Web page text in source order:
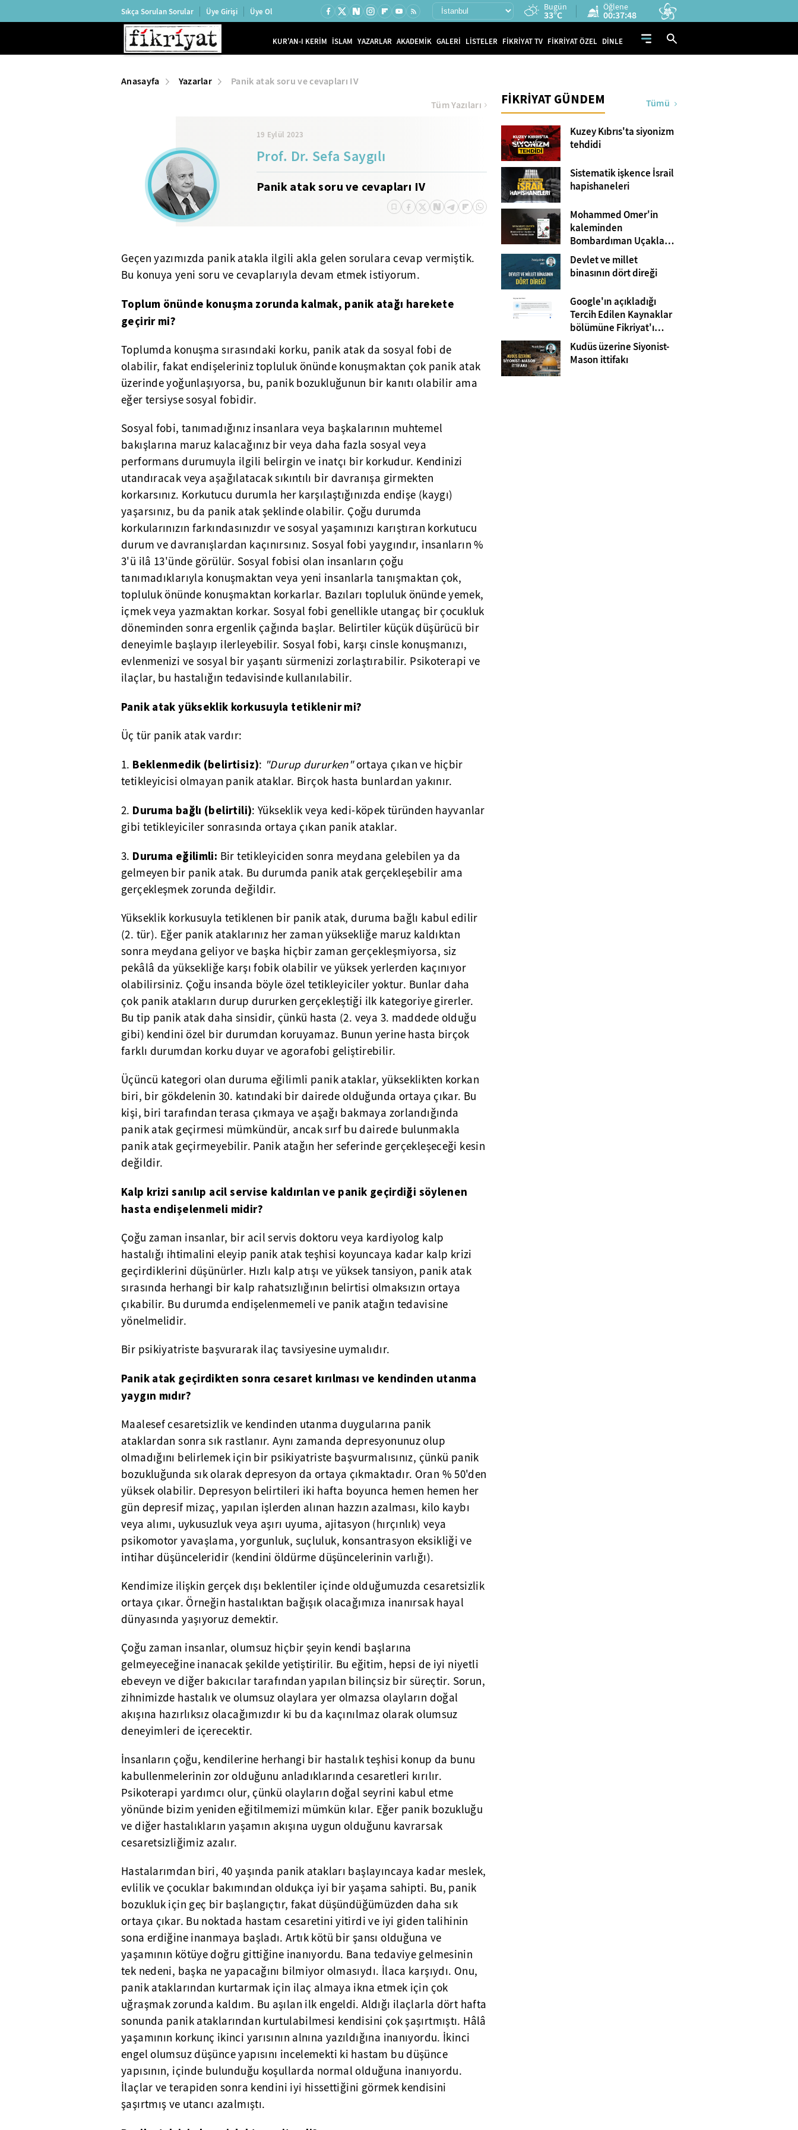
Sıkça Sorulan Sorular Üye Girişi Üye Ol Bugün
33°C
Öğlene
00:37:47
KUR'AN-I KERİM İSLAM YAZARLAR AKADEMİK GALERİ LİSTELER FİKRİYAT TV FİKRİYAT ÖZEL DİNLE
Anasayfa Yazarlar Panik atak soru ve cevapları IV
19 Eylül 2023
Prof. Dr. Sefa Saygılı
Panik atak soru ve cevapları IV
Tüm Yazıları
Geçen yazımızda panik atakla ilgili akla gelen sorulara cevap vermiştik.
Bu konuya yeni soru ve cevaplarıyla devam etmek istiyorum.
Toplum önünde konuşma zorunda kalmak, panik atağı harekete
geçirir mi?
Toplumda konuşma sırasındaki korku, panik atak da sosyal fobi de
olabilir, fakat endişeleriniz topluluk önünde konuşmaktan çok panik atak
üzerinde yoğunlaşıyorsa, bu, panik bozukluğunun bir kanıtı olabilir ama
eğer tersiyse sosyal fobidir.
Sosyal fobi, tanımadığınız insanlara veya başkalarının muhtemel
bakışlarına maruz kalacağınız bir veya daha fazla sosyal veya
performans durumuyla ilgili belirgin ve inatçı bir korkudur. Kendinizi
utandıracak veya aşağılatacak sıkıntılı bir davranışa girmekten
korkarsınız. Korkutucu durumla her karşılaştığınızda endişe (kaygı)
yaşarsınız, bu da panik atak şeklinde olabilir. Çoğu durumda
korkularınızın farkındasınızdır ve sosyal yaşamınızı karıştıran korkutucu
durum ve davranışlardan kaçınırsınız. Sosyal fobi yaygındır, insanların %
3'ü ilâ 13'ünde görülür. Sosyal fobisi olan insanların çoğu
tanımadıklarıyla konuşmaktan veya yeni insanlarla tanışmaktan çok,
topluluk önünde konuşmaktan korkarlar. Bazıları topluluk önünde yemek,
içmek veya yazmaktan korkar. Sosyal fobi genellikle utangaç bir çocukluk
döneminden sonra ergenlik çağında başlar. Belirtiler küçük düşürücü bir
deneyimle başlayıp ilerleyebilir. Sosyal fobi, karşı cinsle konuşmanızı,
evlenmenizi ve sosyal bir yaşantı sürmenizi zorlaştırabilir. Psikoterapi ve
ilaçlar, bu hastalığın tedavisinde kullanılabilir.
Panik atak yükseklik korkusuyla tetiklenir mi?
Üç tür panik atak vardır:
1. Beklenmedik (belirtisiz): "Durup dururken"ortaya çıkan ve hiçbir
tetikleyicisi olmayan panik ataklar. Birçok hasta bunlardan yakınır.
2. Duruma bağlı (belirtili): Yükseklik veya kedi-köpek türünden hayvanlar
gibi tetikleyiciler sonrasında ortaya çıkan panik ataklar.
3. Duruma eğilimli: Bir tetikleyiciden sonra meydana gelebilen ya da
gelmeyen bir panik atak. Bu durumda panik atak gerçekleşebilir ama
gerçekleşmek zorunda değildir.
Yükseklik korkusuyla tetiklenen bir panik atak, duruma bağlı kabul edilir
(2. tür). Eğer panik ataklarınız her zaman yüksekliğe maruz kaldıktan
sonra meydana geliyor ve başka hiçbir zaman gerçekleşmiyorsa, siz
pekâlâ da yüksekliğe karşı fobik olabilir ve yüksek yerlerden kaçınıyor
olabilirsiniz. Çoğu insanda böyle özel tetikleyiciler yoktur. Bunlar daha
çok panik atakların durup dururken gerçekleştiği ilk kategoriye girerler.
Bu tip panik atak daha sinsidir, çünkü hasta (2. veya 3. maddede olduğu
gibi) kendini özel bir durumdan koruyamaz. Bunun yerine hasta birçok
farklı durumdan korku duyar ve agorafobi geliştirebilir.
Üçüncü kategori olan duruma eğilimli panik ataklar, yükseklikten korkan
biri, bir gökdelenin 30. katındaki bir dairede olduğunda ortaya çıkar. Bu
kişi, biri tarafından terasa çıkmaya ve aşağı bakmaya zorlandığında
panik atak geçirmesi mümkündür, ancak sırf bu dairede bulunmakla
panik atak geçirmeyebilir. Panik atağın her seferinde gerçekleşeceği kesin
değildir.
Kalp krizi sanılıp acil servise kaldırılan ve panik geçirdiği söylenen
hasta endişelenmeli midir?
Çoğu zaman insanlar, bir acil servis doktoru veya kardiyolog kalp
hastalığı ihtimalini eleyip panik atak teşhisi koyuncaya kadar kalp krizi
geçirdiklerini düşünürler. Hızlı kalp atışı ve yüksek tansiyon, panik atak
sırasında herhangi bir kalp rahatsızlığının belirtisi olmaksızın ortaya
çıkabilir. Bu durumda endişelenmemeli ve panik atağın tedavisine
yönelmelidir.
Bir psikiyatriste başvurarak ilaç tavsiyesine uymalıdır.
Panik atak geçirdikten sonra cesaret kırılması ve kendinden utanma
yaygın mıdır?
Maalesef cesaretsizlik ve kendinden utanma duygularına panik
ataklardan sonra sık rastlanır. Aynı zamanda depresyonunuz olup
olmadığını belirlemek için bir psikiyatriste başvurmalısınız, çünkü panik
bozukluğunda sık olarak depresyon da ortaya çıkmaktadır. Oran % 50'den
yüksek olabilir. Depresyon belirtileri iki hafta boyunca hemen hemen her
gün depresif mizaç, yapılan işlerden alınan hazzın azalması, kilo kaybı
veya alımı, uykusuzluk veya aşırı uyuma, ajitasyon (hırçınlık) veya
psikomotor yavaşlama, yorgunluk, suçluluk, konsantrasyon eksikliği ve
intihar düşünceleridir (kendini öldürme düşüncelerinin varlığı).
Kendimize ilişkin gerçek dışı beklentiler içinde olduğumuzda cesaretsizlik
ortaya çıkar. Örneğin hastalıktan bağışık olacağımıza inanırsak hayal
dünyasında yaşıyoruz demektir.
Çoğu zaman insanlar, olumsuz hiçbir şeyin kendi başlarına
gelmeyeceğine inanacak şekilde yetiştirilir. Bu eğitim, hepsi de iyi niyetli
ebeveyn ve diğer bakıcılar tarafından yapılan bilinçsiz bir süreçtir. Sorun,
zihnimizde hastalık ve olumsuz olaylara yer olmazsa olayların doğal
akışına hazırlıksız olacağımızdır ki bu da kaçınılmaz olarak olumsuz
deneyimleri de içerecektir.
İnsanların çoğu, kendilerine herhangi bir hastalık teşhisi konup da bunu
kabullenmelerinin zor olduğunu anladıklarında cesaretleri kırılır.
Psikoterapi yardımcı olur, çünkü olayların doğal seyrini kabul etme
yönünde bizim yeniden eğitilmemizi mümkün kılar. Eğer panik bozukluğu
ve diğer hastalıkların yaşamın akışına uygun olduğunu kavrarsak
cesaretsizliğimiz azalır.
Hastalarımdan biri, 40 yaşında panik atakları başlayıncaya kadar meslek,
evlilik ve çocuklar bakımından oldukça iyi bir yaşama sahipti. Bu, panik
bozukluk için geç bir başlangıçtır, fakat düşündüğümüzden daha sık
ortaya çıkar. Bu noktada hastam cesaretini yitirdi ve iyi giden talihinin
sona erdiğine inanmaya başladı. Artık kötü bir şansı olduğuna ve
yaşamının kötüye doğru gittiğine inanıyordu. Bana tedaviye gelmesinin
tek nedeni, başka ne yapacağını bilmiyor olmasıydı. İlaca karşıydı. Onu,
panik ataklarından kurtarmak için ilaç almaya ikna etmek için çok
uğraşmak zorunda kaldım. Bu aşılan ilk engeldi. Aldığı ilaçlarla dört hafta
sonunda panik ataklarından kurtulabilmesi kendisini çok şaşırtmıştı. Hâlâ
yaşamının korkunç ikinci yarısının alnına yazıldığına inanıyordu. İkinci
engel olumsuz düşünce yapısını incelemekti ki hastam bu düşünce
yapısının, içinde bulunduğu koşullarda normal olduğuna inanıyordu.
İlaçlar ve terapiden sonra kendini iyi hissettiğini görmek kendisini
şaşırtmış ve utancı azalmıştı.
FİKRİYAT GÜNDEM Tümü
Kuzey Kıbrıs'ta siyonizm
tehdidi
Sistematik işkence İsrail
hapishaneleri
Mohammed Omer'in
kaleminden
Bombardıman Uçakları
ve Tanklar Arasında
Gazze
Devlet ve millet
binasının dört direği
Google'ın açıkladığı
Tercih Edilen Kaynaklar
bölümüne Fikriyat'ı
eklemeyi unutmayın!
Kudüs üzerine Siyonist-
Mason ittifakı